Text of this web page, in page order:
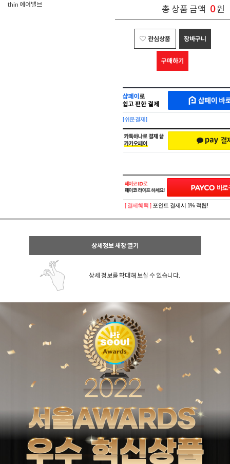
thin 에어밸브 총 상품 금액 0원
관심상품 장바구니
구매하기
MAKESHOP
SHOPPAY
로
간
편
구
매
페
이
로
구
매
[쉬운결제]
PAYCO 바로
[ 결제혜택 ] 포인트 결제시 1% 적립!
상세정보 새창 열기
상세 정보를 확대해 보실 수 있습니다.